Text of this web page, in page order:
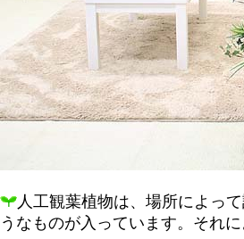
人工観葉植物は、場所によっ
うなものが入っています。それ